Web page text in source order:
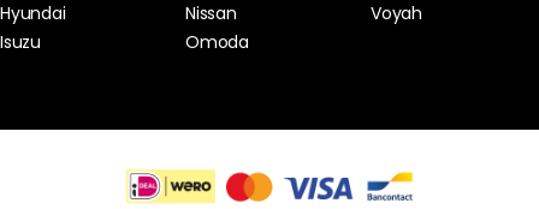
Hyundai
Isuzu
Nissan
Omoda
Voyah